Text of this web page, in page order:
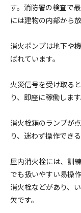
す。消防署の検査で
には建物の内部から
消火ポンプは地下や
ばれています。
火災信号を受け取る
り、即座に稼働します
消火栓箱のランプが
り、迷わず操作でき
屋内消火栓には、訓
でも扱いやすい易操
消火栓などがあり、
欠です。